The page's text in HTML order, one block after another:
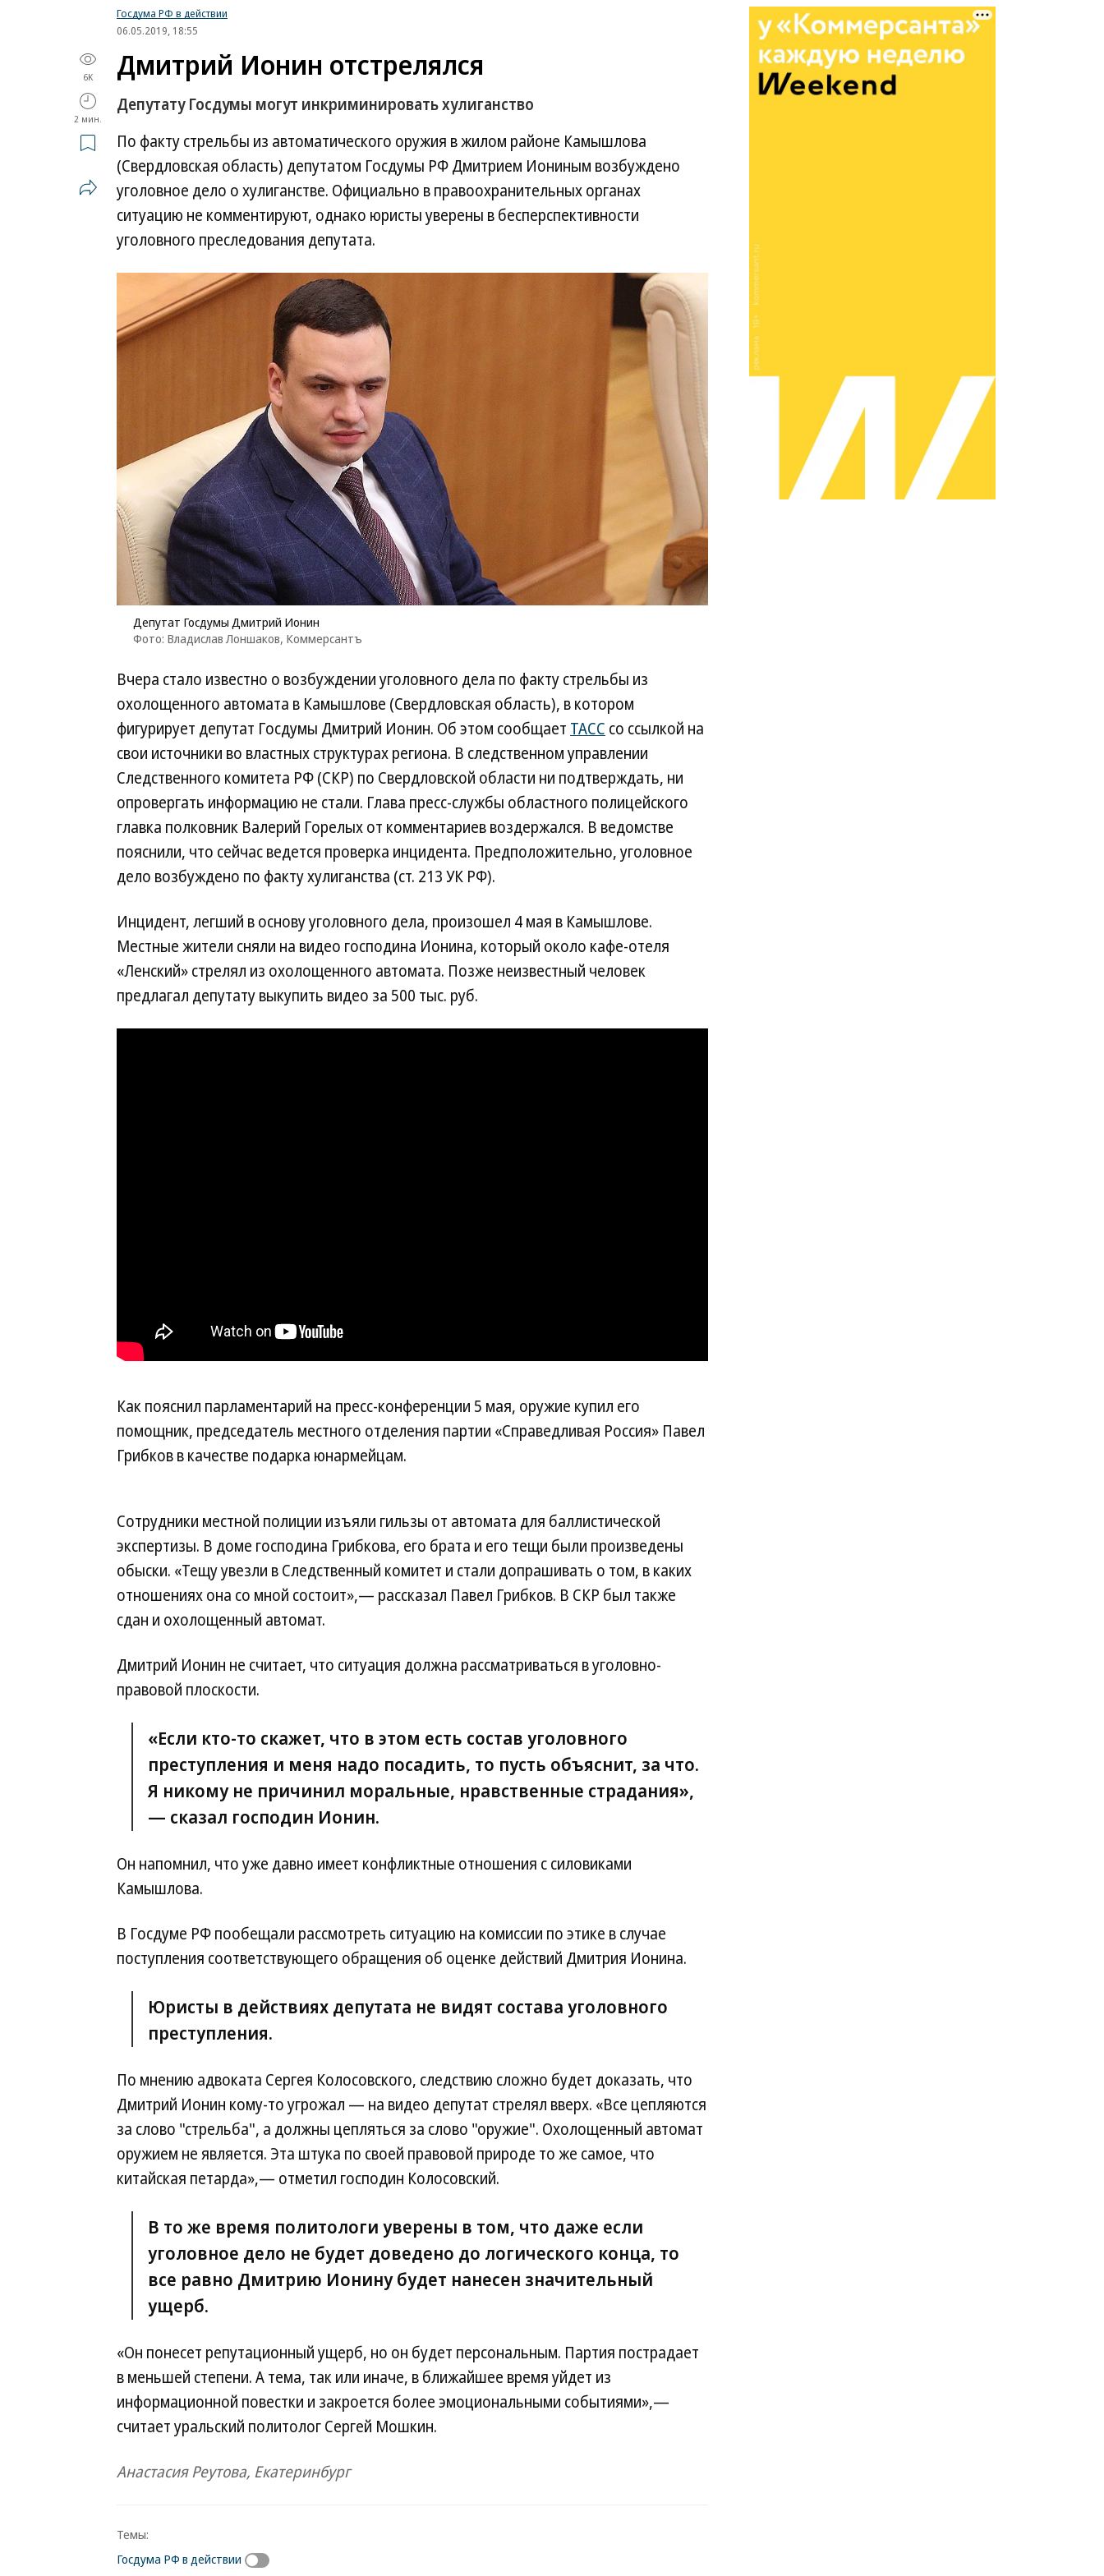
Госдума РФ в действии
06.05.2019, 18:55
6K
2 мин.
Дмитрий Ионин отстрелялся
Депутату Госдумы могут инкриминировать хулиганство
По факту стрельбы из автоматического оружия в жилом районе Камышлова
(Свердловская область) депутатом Госдумы РФ Дмитрием Иониным возбуждено
уголовное дело о хулиганстве. Официально в правоохранительных органах
ситуацию не комментируют, однако юристы уверены в бесперспективности
уголовного преследования депутата.
Депутат Госдумы Дмитрий Ионин
Фото: Владислав Лоншаков, Коммерсантъ
Вчера стало известно о возбуждении уголовного дела по факту стрельбы из
охолощенного автомата в Камышлове (Свердловская область), в котором
фигурирует депутат Госдумы Дмитрий Ионин. Об этом сообщает ТАСС со ссылкой на
свои источники во властных структурах региона. В следственном управлении
Следственного комитета РФ (СКР) по Свердловской области ни подтверждать, ни
опровергать информацию не стали. Глава пресс-службы областного полицейского
главка полковник Валерий Горелых от комментариев воздержался. В ведомстве
пояснили, что сейчас ведется проверка инцидента. Предположительно, уголовное
дело возбуждено по факту хулиганства (ст. 213 УК РФ).
Инцидент, легший в основу уголовного дела, произошел 4 мая в Камышлове.
Местные жители сняли на видео господина Ионина, который около кафе-отеля
«Ленский» стрелял из охолощенного автомата. Позже неизвестный человек
предлагал депутату выкупить видео за 500 тыс. руб.
Как пояснил парламентарий на пресс-конференции 5 мая, оружие купил его
помощник, председатель местного отделения партии «Справедливая Россия» Павел
Грибков в качестве подарка юнармейцам.
Сотрудники местной полиции изъяли гильзы от автомата для баллистической
экспертизы. В доме господина Грибкова, его брата и его тещи были произведены
обыски. «Тещу увезли в Следственный комитет и стали допрашивать о том, в каких
отношениях она со мной состоит»,— рассказал Павел Грибков. В СКР был также
сдан и охолощенный автомат.
Дмитрий Ионин не считает, что ситуация должна рассматриваться в уголовно-
правовой плоскости.
«Если кто-то скажет, что в этом есть состав уголовного
преступления и меня надо посадить, то пусть объяснит, за что.
Я никому не причинил моральные, нравственные страдания»,
— сказал господин Ионин.
Он напомнил, что уже давно имеет конфликтные отношения с силовиками
Камышлова.
В Госдуме РФ пообещали рассмотреть ситуацию на комиссии по этике в случае
поступления соответствующего обращения об оценке действий Дмитрия Ионина.
Юристы в действиях депутата не видят состава уголовного
преступления.
По мнению адвоката Сергея Колосовского, следствию сложно будет доказать, что
Дмитрий Ионин кому-то угрожал — на видео депутат стрелял вверх. «Все цепляются
за слово "стрельба", а должны цепляться за слово "оружие". Охолощенный автомат
оружием не является. Эта штука по своей правовой природе то же самое, что
китайская петарда»,— отметил господин Колосовский.
В то же время политологи уверены в том, что даже если
уголовное дело не будет доведено до логического конца, то
все равно Дмитрию Ионину будет нанесен значительный
ущерб.
«Он понесет репутационный ущерб, но он будет персональным. Партия пострадает
в меньшей степени. А тема, так или иначе, в ближайшее время уйдет из
информационной повестки и закроется более эмоциональными событиями»,—
считает уральский политолог Сергей Мошкин.
Анастасия Реутова, Екатеринбург
Темы:
Госдума РФ в действии